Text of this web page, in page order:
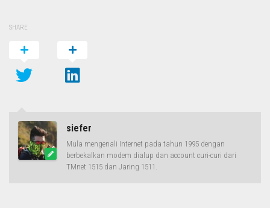
SHARE
siefer
Mula mengenali Internet pada tahun 1995 dengan
berbekalkan modem dialup dan account curi-curi dari
TMnet 1515 dan Jaring 1511.